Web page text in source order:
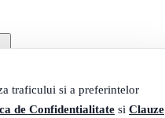
traficului si a preferintelor
de Confidentialitate si Clauze